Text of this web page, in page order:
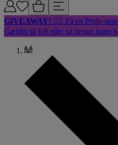
GIVEAWAY! 🏳️‍🌈 Få en Pride-
Gælder til 6/8 eller så længe lager